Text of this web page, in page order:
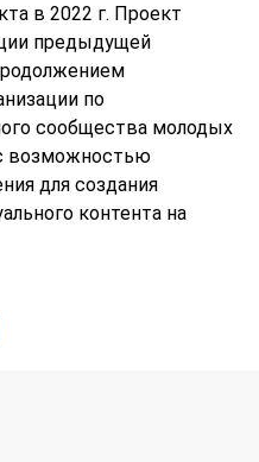
в 2022 г. Проект
предыдущей
по
сообщества молодых
возможностью
для создания
контента на